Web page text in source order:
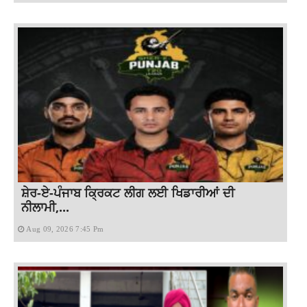
ਸ਼ੇਰ-ਏ-ਪੰਜਾਬ ਕ੍ਰਿਕਟ ਲੀਗ ਲਈ ਖਿਡਾਰੀਆਂ ਦੀ
ਨੀਲਾਮੀ,...
Aug 09, 2026 7:45 Pm